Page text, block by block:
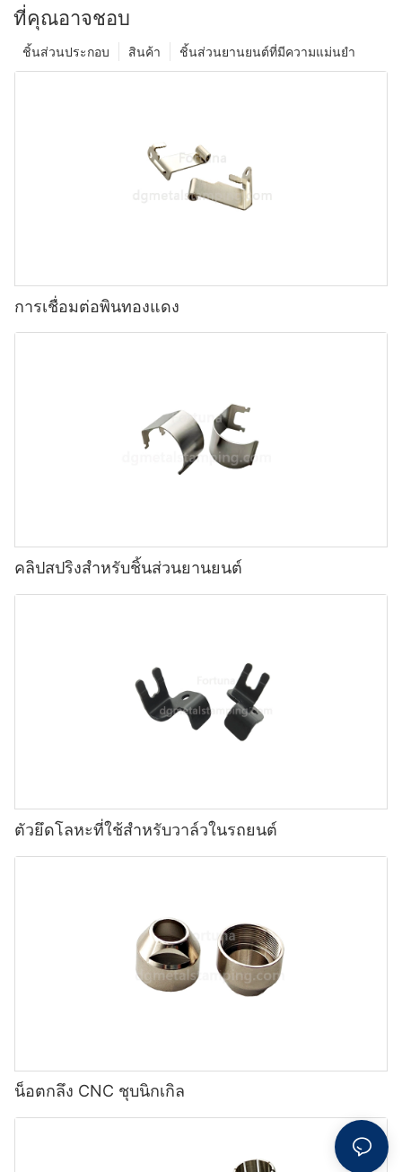
ที่คุณอาจชอบ
ชิ้นส่วนยานยนต์ที่มีความแม่นยำ
สินค้า
ชิ้นส่วนประกอบ
การเชื่อมต่อพินทองแดง
คลิปสปริงสำหรับชิ้นส่วนยานยนต์
ตัวยึดโลหะที่ใช้สำหรับวาล์วในรถยนต์
น็อตกลึง CNC ชุบนิกเกิล